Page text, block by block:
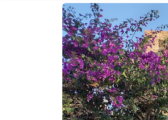
Contenido
principal